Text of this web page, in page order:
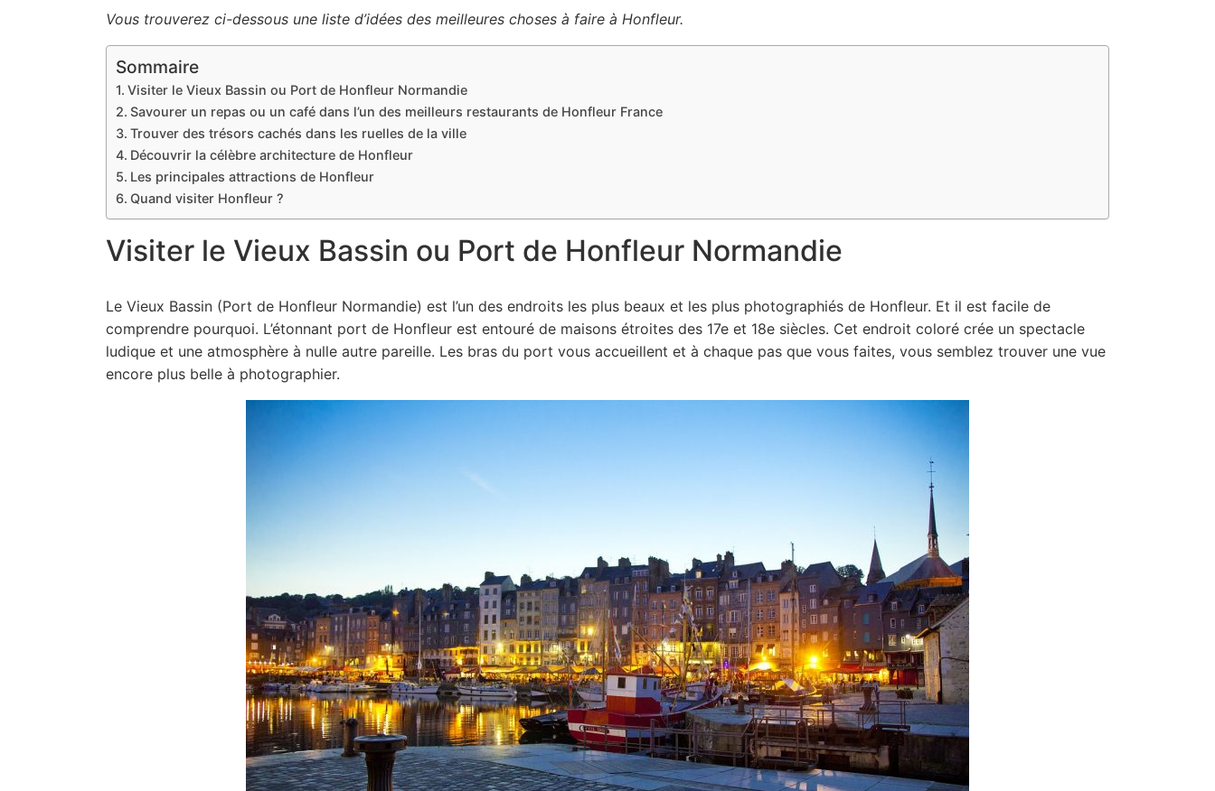
Vous trouverez ci-dessous une liste d’idées des meilleures choses à faire à Honfleur.
Sommaire
Visiter le Vieux Bassin ou Port de Honfleur Normandie
Savourer un repas ou un café dans l’un des meilleurs restaurants de Honfleur France
Trouver des trésors cachés dans les ruelles de la ville
Découvrir la célèbre architecture de Honfleur
Les principales attractions de Honfleur
Quand visiter Honfleur ?
Visiter le Vieux Bassin ou Port de Honfleur Normandie
Le Vieux Bassin (Port de Honfleur Normandie) est l’un des endroits les plus beaux et les plus photographiés de Honfleur. Et il est facile de
comprendre pourquoi. L’étonnant port de Honfleur est entouré de maisons étroites des 17e et 18e siècles. Cet endroit coloré crée un spectacle
ludique et une atmosphère à nulle autre pareille. Les bras du port vous accueillent et à chaque pas que vous faites, vous semblez trouver une vue
encore plus belle à photographier.